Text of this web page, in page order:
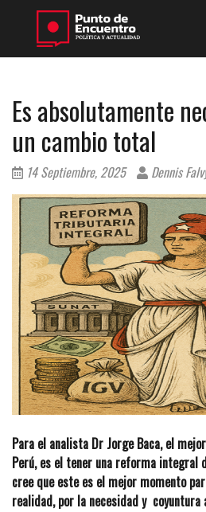
Es absolutamente
un cambio total
14 Septiembre, 2025 Dennis
Para el analista Dr Jorge Baca, el
Perú, es el tener una reforma integral
cree que este es el mejor momento
realidad, por la necesidad y coyuntura